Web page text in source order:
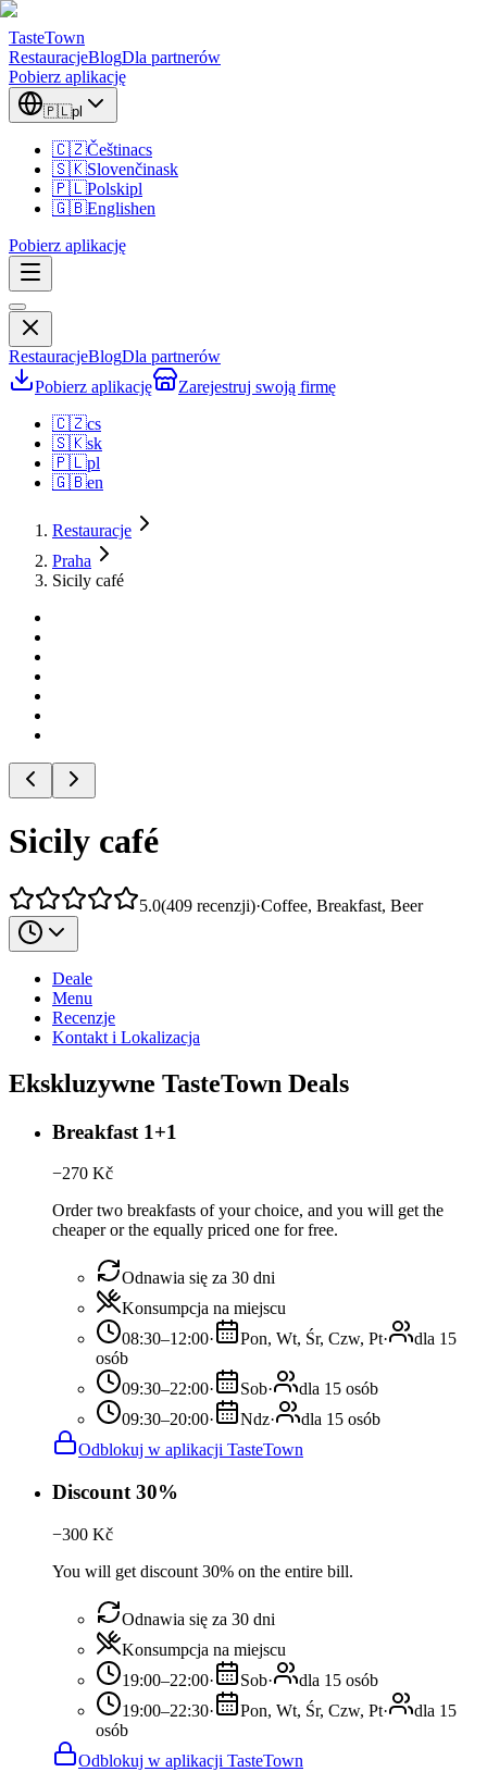
TasteTown
RestauracjeBlogDla partnerów
Pobierz aplikację
🇵🇱pl
🇨🇿Češtinacs
🇸🇰Slovenčinask
🇵🇱Polskipl
🇬🇧Englishen
Pobierz aplikację
RestauracjeBlogDla partnerów
Pobierz aplikację
Zarejestruj swoją firmę
🇨🇿cs
🇸🇰sk
🇵🇱pl
🇬🇧en
Restauracje
Praha
Sicily café
Sicily café
5.0(409 recenzji)·Coffee, Breakfast, Beer
Deale
Menu
Recenzje
Kontakt i Lokalizacja
Ekskluzywne TasteTown Deals
Breakfast 1+1
−270 Kč
Order two breakfasts of your choice, and you will get the
cheaper or the equally priced one for free.
Odnawia się za 30 dni
Konsumpcja na miejscu
08:30–12:00· Pon, Wt, Śr, Czw, Pt·
dla 15
osób
09:30–22:00· Sob·
dla 15 osób
09:30–20:00· Ndz·
dla 15 osób
Odblokuj w aplikacji TasteTown
Discount 30%
−300 Kč
You will get discount 30% on the entire bill.
Odnawia się za 30 dni
Konsumpcja na miejscu
19:00–22:00· Sob·
dla 15 osób
19:00–22:30· Pon, Wt, Śr, Czw, Pt·
dla 15
osób
Odblokuj w aplikacji TasteTown